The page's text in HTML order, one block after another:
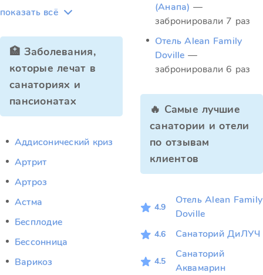
показать всё
🏥 Заболевания,
которые лечат в
санаториях и
пансионатах
Аддисонический криз
Артрит
Артроз
Астма
Бесплодие
Бессонница
Варикоз
(Анапа) —
забронировали 7 раз
Отель Alean Family
Doville —
забронировали 6 раз
🔥 Самые лучшие
санатории и отели
по отзывам
клиентов
4.9
Отель Alean Family
Doville
4.6 Санаторий ДиЛУЧ
4.5
Санаторий
Аквамарин